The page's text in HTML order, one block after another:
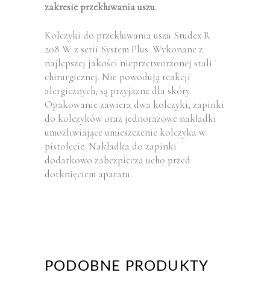
zakresie przekłuwania uszu.
Kolczyki do przekłuwania uszu Studex R
208 W z serii System Plus. Wykonane z
najlepszej jakości nieprzetworzonej stali
chirurgicznej. Nie powodują reakcji
alergicznych, są przyjazne dla skóry.
Opakowanie zawiera dwa kolczyki, zapinki
do kolczyków oraz jednorazowe nakładki
umożliwiające umieszczenie kolczyka w
pistolecie. Nakładka do zapinki
dodatkowo zabezpiecza ucho przed
dotknięciem aparatu.
PODOBNE PRODUKTY